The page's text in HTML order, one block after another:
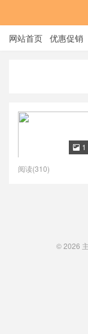
网站首页 优惠促销
 1
阅读(310)
© 2026